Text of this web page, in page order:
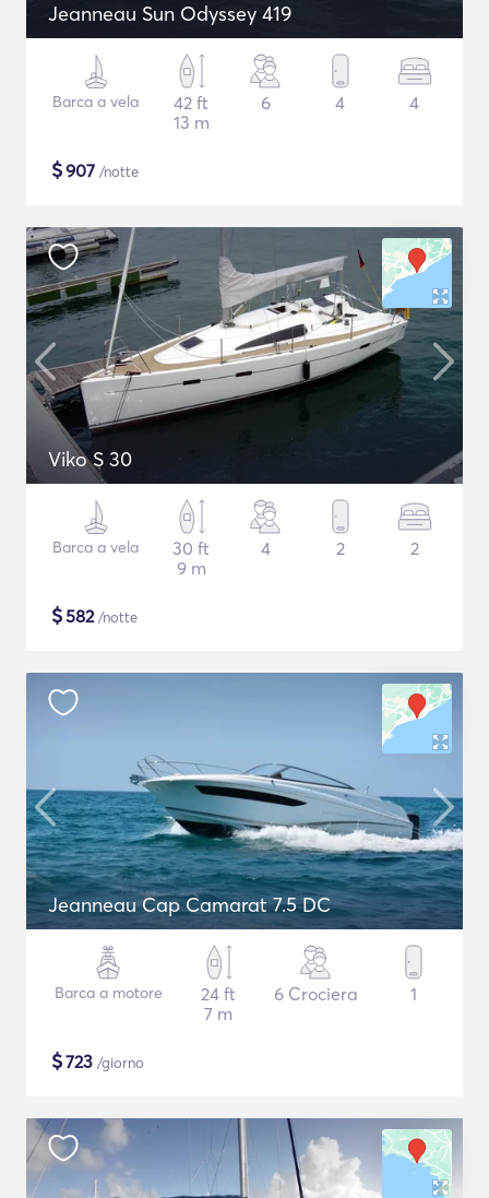
Jeanneau Sun Odyssey 419
Barca a vela
42 ft
13 m
6 4 4
$907 /notte
Viko S 30
Barca a vela
30 ft
9 m
4 2 2
$582/notte
Jeanneau Cap Camarat 7.5 DC
Barca a motore
24 ft
7 m
6 Crociera 1
$723 /giorno